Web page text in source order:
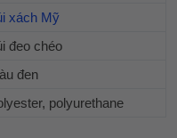
xách Mỹ
đeo chéo
đen
polyurethane